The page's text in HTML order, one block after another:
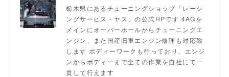
栃木県にあるチューニングショップ「レーシ
ングサービス・ヤス」の公式HPです 4AGを
メインにオーバーホールからチューニングエ
ンジン、また国産旧車エンジン修理も対応致
します ボディーワークも行っており、エンジ
ンからボディーまで全ての作業を自社にて一
貫して行えます